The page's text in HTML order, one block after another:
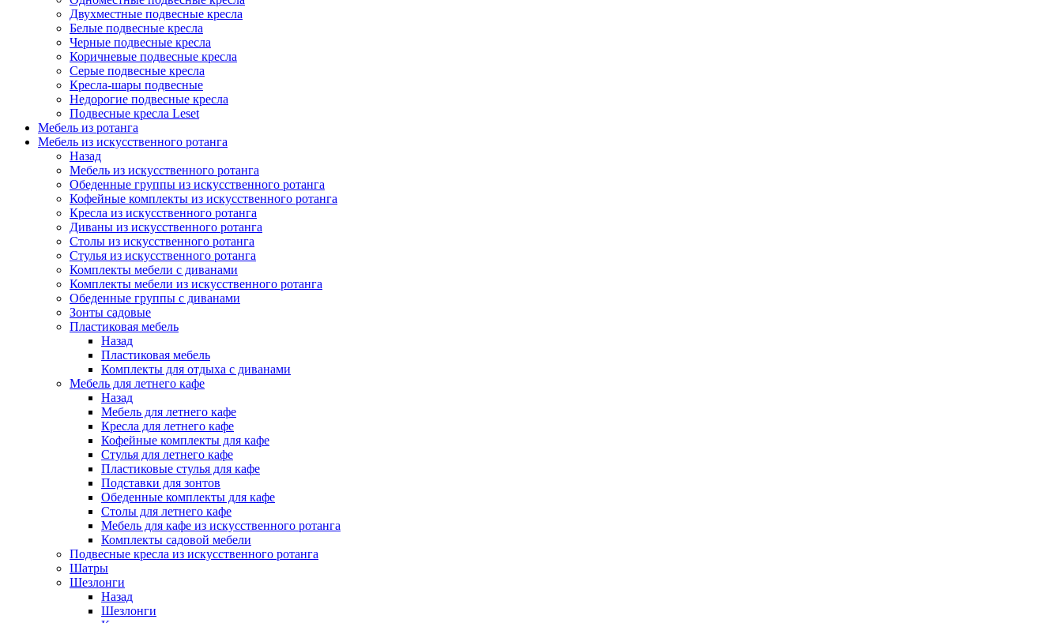
Двухместные подвесные кресла
Белые подвесные кресла
Черные подвесные кресла
Коричневые подвесные кресла
Серые подвесные кресла
Кресла-шары подвесные
Недорогие подвесные кресла
Подвесные кресла Leset
Мебель из ротанга
Мебель из искусственного ротанга
Назад
Мебель из искусственного ротанга
Обеденные группы из искусственного ротанга
Кофейные комплекты из искусственного ротанга
Кресла из искусственного ротанга
Диваны из искусственного ротанга
Столы из искусственного ротанга
Стулья из искусственного ротанга
Комплекты мебели с диванами
Комплекты мебели из искусственного ротанга
Обеденные группы с диванами
Зонты садовые
Пластиковая мебель
Назад
Пластиковая мебель
Комплекты для отдыха с диванами
Мебель для летнего кафе
Назад
Мебель для летнего кафе
Кресла для летнего кафе
Кофейные комплекты для кафе
Стулья для летнего кафе
Пластиковые стулья для кафе
Подставки для зонтов
Обеденные комплекты для кафе
Столы для летнего кафе
Мебель для кафе из искусственного ротанга
Комплекты садовой мебели
Подвесные кресла из искусственного ротанга
Шатры
Шезлонги
Назад
Шезлонги